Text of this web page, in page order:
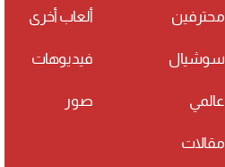
محترفين
سوشيال
عالمي
مقالات
ألعاب أخرى
فيديوهات
صور